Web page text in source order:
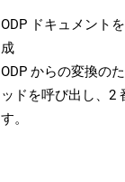
ODP ドキュメント
成
ODP からの変換の
ッドを呼び出し、2
す。